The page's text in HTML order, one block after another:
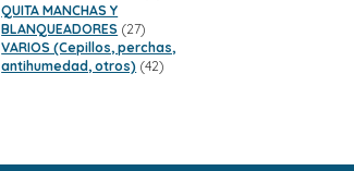
QUITA MANCHAS Y
BLANQUEADORES 2727
productos
VARIOS (Cepillos, perchas,
antihumedad, otros) 4242